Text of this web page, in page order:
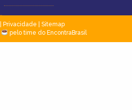
Privacidade
Sitemap
pelo time do EncontraBrasil